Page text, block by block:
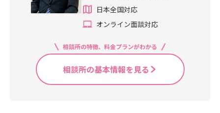
日本全国対応
オンライン面談対応
相談所の特徴、料金プランがわかる
相談所の基本情報を見る